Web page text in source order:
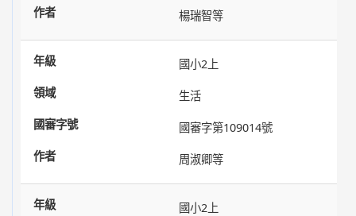
楊瑞智等
國小2上
生活
國審字第109014號
周淑卿等
國小2上